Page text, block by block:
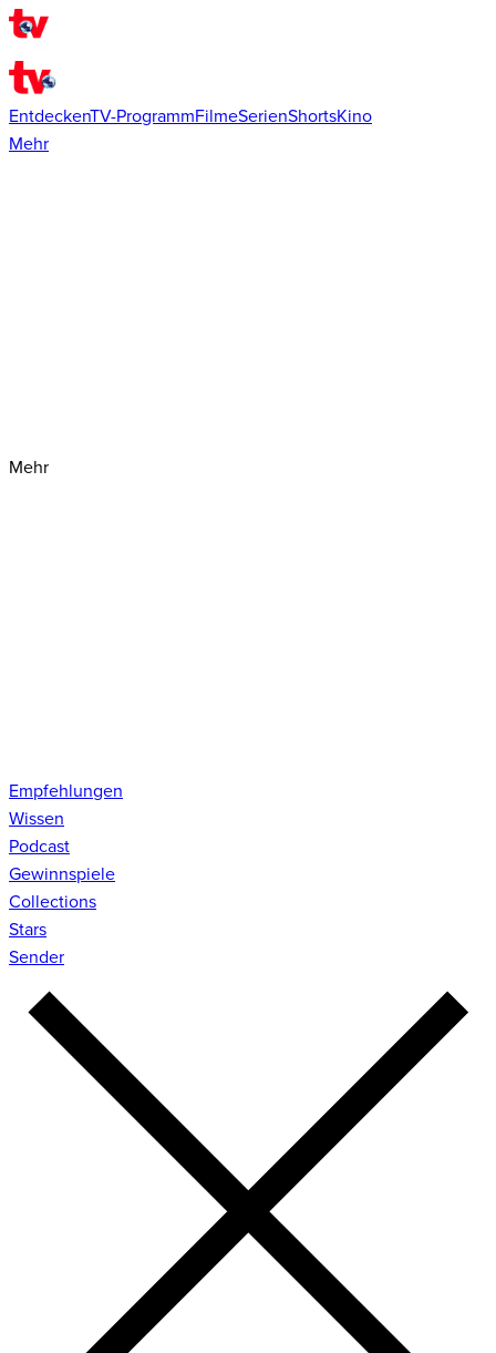
EntdeckenTV-ProgrammFilmeSerienShortsKino
Mehr
Mehr
Empfehlungen
Wissen
Podcast
Gewinnspiele
Collections
Stars
Sender